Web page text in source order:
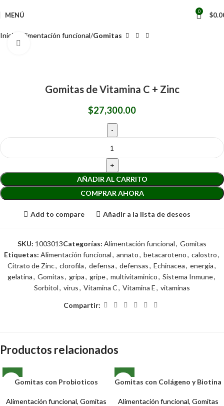
MENÚ 0 $
Inicio Alimentación funcional Gomitas
Gomitas de Vitamina C + Zinc
$27,300.00
AÑADIR AL CARRITO
COMPRAR AHORA
Add to compare Añadir a la lista de deseos
SKU: 1003013Categorías: Alimentación funcional, Gomitas
Etiquetas: Alimentación funcional, annato, betacaroteno, calostro,
Citrato de Zinc, clorofila, defensa, defensas, Echinacea, energia,
gelatina, Gomitas, gripa, gripe, multivitaminico, Sistema Inmune,
Sorbitol, virus, Vitamina C, Vitamina E, vitaminas
Compartir:
Productos relacionados
Gomitas con Probioticos
Alimentación funcional, Gomitas
Gomitas con Colágeno y Biotina
Alimentación funcional, Gomitas